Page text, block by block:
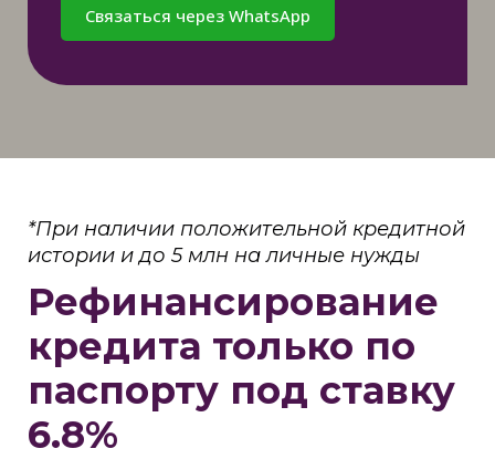
Связаться через WhatsApp
*При наличии положительной кредитной
истории и до 5 млн на личные нужды
Рефинансирование
кредита только по
паспорту под ставку
6.8%